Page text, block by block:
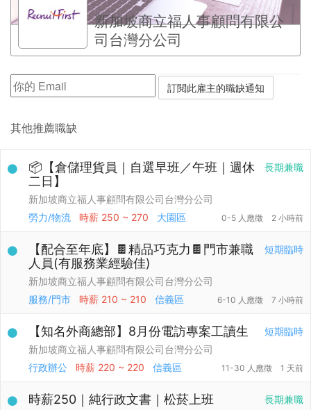
新加坡商立福人事顧問有限公
司台灣分公司
其他推薦職缺
長期兼職
📦【倉儲理貨員｜自選早班／午班｜週休
二日】
新加坡商立福人事顧問有限公司台灣分公司
勞力/物流
時薪 250 ~ 270 大園區 0-5 人應徵 2 小時前
短期臨時
【配合至年底】🍫精品巧克力🍫門市兼職
人員(有服務業經驗佳)
新加坡商立福人事顧問有限公司台灣分公司
服務/門市
時薪 210 ~ 210 信義區 6-10 人應徵 7 小時前
短期臨時
【知名外商總部】8月份電訪專案工讀生
新加坡商立福人事顧問有限公司台灣分公司
行政辦公
時薪 220 ~ 220 信義區 11-30 人應徵 1 天前
長期兼職
時薪250｜純行政文書｜松菸上班